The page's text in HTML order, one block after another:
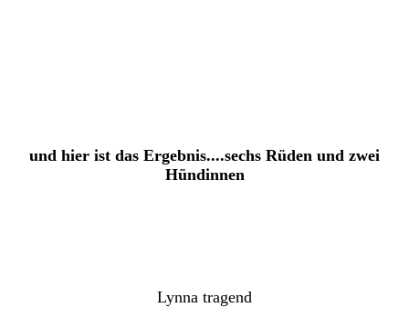
und hier ist das Ergebnis....sechs Rüden und zwei
Hündinnen
Lynna tragend